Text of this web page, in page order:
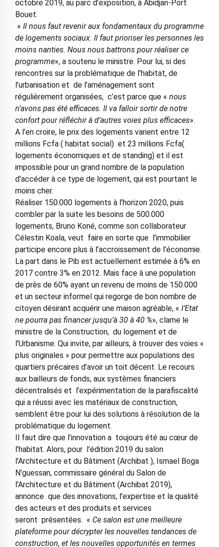
octobre 2019, au parc d’exposition, à Abidjan-Port
Bouet.
« Il nous faut revenir aux fondamentaux du programme
de logements sociaux. Il faut prioriser les personnes les
moins nanties. Nous nous battrons pour réaliser ce
programme», a soutenu le ministre. Pour lui, si des
rencontres sur la problématique de l’habitat, de
l’urbanisation et de l’aménagement sont
régulièrement organisées, c’est parce que « nous
n’avons pas été efficaces. Il va falloir sortir de notre
confort pour réfléchir à d’autres voies plus efficaces».
A l’en croire, le prix des logements varient entre 12
millions Fcfa ( habitat social) et 23 millions Fcfa(
logements économiques et de standing) et il est
impossible pour un grand nombre de la population
d’accéder à ce type de logement, qui est pourtant le
moins cher.
Réaliser 150.000 logements à l’horizon 2020, puis
combler par la suite les besoins de 500.000
logements, Bruno Koné, comme son collaborateur
Célestin Koala, veut faire en sorte que l’immobilier
participe encore plus à l’accroissement de l’économie.
La part dans le Pib est actuellement estimée à 6% en
2017 contre 3% en 2012. Mais face à une population
de près de 60% ayant un revenu de moins de 150.000
et un secteur informel qui regorge de bon nombre de
citoyen désirant acquérir une maison agréable, « l’Etat
ne pourra pas financer jusqu’à 30 à 40 %», clame le
ministre de la Construction, du logement et de
l’Urbanisme. Qui invite, par ailleurs, à trouver des voies «
plus originales » pour permettre aux populations des
quartiers précaires d’avoir un toit décent. Le recours
aux bailleurs de fonds, aux systèmes financiers
décentralisés et l’expérimentation de la parafiscalité
qui a réussi avec les matériaux de construction,
semblent être pour lui des solutions à résolution de la
problématique du logement.
Il faut dire que l’innovation a toujours été au cœur de
l’habitat. Alors, pour l’édition 2019 du salon
l’Architecture et du Bâtiment (Archibat ), Ismael Boga
N’guessan, commissaire général du Salon de
l’Architecture et du Bâtiment (Archibat 2019),
annonce que des innovations, l’expertise et la qualité
des acteurs et des produits et services
seront présentées. « Ce salon est une meilleure
plateforme pour décrypter les nouvelles tendances de
construction, et les nouvelles opportunités en termes